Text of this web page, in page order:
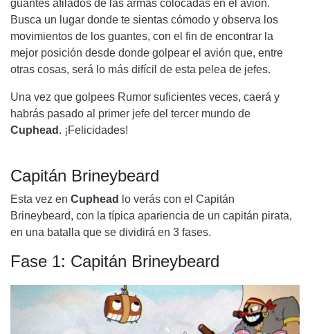
guantes afilados de las armas colocadas en el avión.
Busca un lugar donde te sientas cómodo y observa los
movimientos de los guantes, con el fin de encontrar la
mejor posición desde donde golpear el avión que, entre
otras cosas, será lo más difícil de esta pelea de jefes.
Una vez que golpees Rumor suficientes veces, caerá y
habrás pasado al primer jefe del tercer mundo de
Cuphead . ¡Felicidades!
Capitán Brineybeard
Esta vez en Cuphead lo verás con el Capitán
Brineybeard, con la típica apariencia de un capitán pirata,
en una batalla que se dividirá en 3 fases.
Fase 1: Capitán Brineybeard